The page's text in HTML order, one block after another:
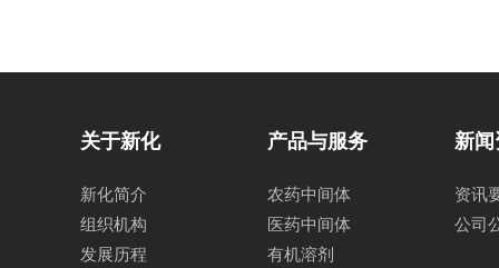
关于新化
新化简介
组织机构
发展历程
产品与服务
农药中间体
医药中间体
有机溶剂
新闻
资讯
公司